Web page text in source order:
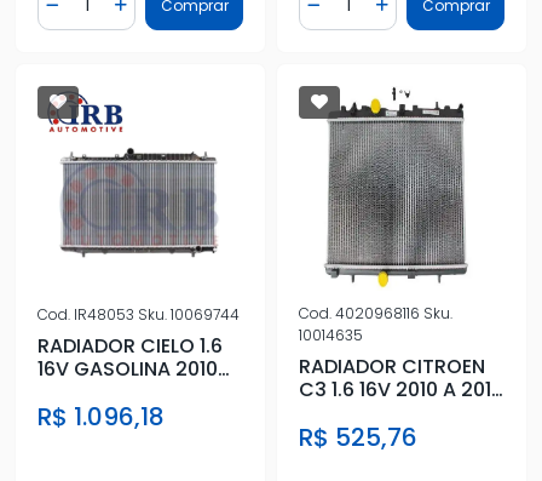
Diminuir Quantidade
Adicionar Quantidade
Comprar Diminuir Quantidade
AdicionarComprar
Cod. IR48053 Sku.10069744
RADIADOR CIELO 1.6
16V GASOLINA 2010
R$ 1.096,18
Cod.4020968116 Sku.
10014635
RADIADOR CITROEN
C3 1.6 16V 2010 A 2019
NICO
R$ 525,76